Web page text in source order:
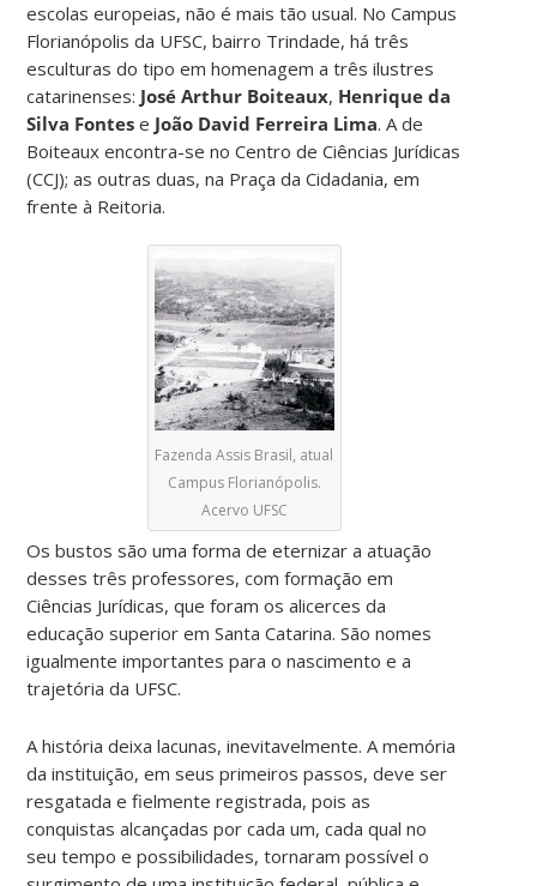
escolas europeias, não é mais tão usual. No Campus
Florianópolis da UFSC, bairro Trindade, há três
esculturas do tipo em homenagem a três ilustres
catarinenses: José Arthur Boiteaux, Henrique da
Silva Fontes e João David Ferreira Lima. A de
Boiteaux encontra-se no Centro de Ciências Jurídicas
(CCJ); as outras duas, na Praça da Cidadania, em
frente à Reitoria.
Fazenda Assis Brasil, atual
Campus Florianópolis.
Acervo UFSC
Os bustos são uma forma de eternizar a atuação
desses três professores, com formação em
Ciências Jurídicas, que foram os alicerces da
educação superior em Santa Catarina. São nomes
igualmente importantes para o nascimento e a
trajetória da UFSC.
A história deixa lacunas, inevitavelmente. A memória
da instituição, em seus primeiros passos, deve ser
resgatada e fielmente registrada, pois as
conquistas alcançadas por cada um, cada qual no
seu tempo e possibilidades, tornaram possível o